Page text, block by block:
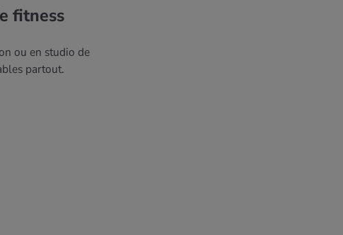
fitness
ou en studio de
partout.